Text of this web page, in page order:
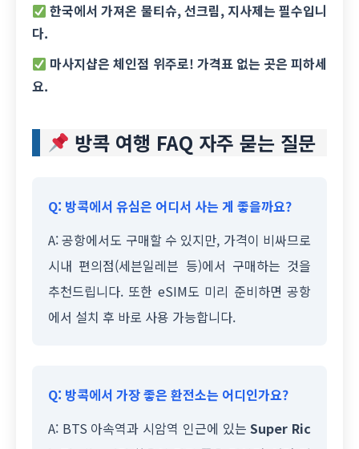
한국에서 가져온 물티슈, 선크림, 지사제는 필수입니
다.
마사지샵은 체인점 위주로! 가격표 없는 곳은 피하세
요.
방콕 여행 FAQ 자주 묻는 질문
Q: 방콕에서 유심은 어디서 사는 게 좋을까요?
A: 공항에서도 구매할 수 있지만, 가격이 비싸므로
시내 편의점(세븐일레븐 등)에서 구매하는 것을
추천드립니다. 또한 eSIM도 미리 준비하면 공항
에서 설치 후 바로 사용 가능합니다.
Q: 방콕에서 가장 좋은 환전소는 어디인가요?
A: BTS 아속역과 시암역 인근에 있는Super Ric